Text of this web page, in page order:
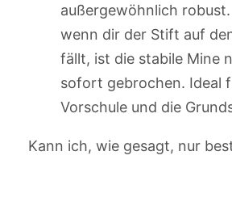
außergewöhnlich
wenn dir der Stift auf
fällt, ist die stabile Mine
sofort gebrochen. Ideal
Vorschule und die
Kann ich, wie gesagt, nur